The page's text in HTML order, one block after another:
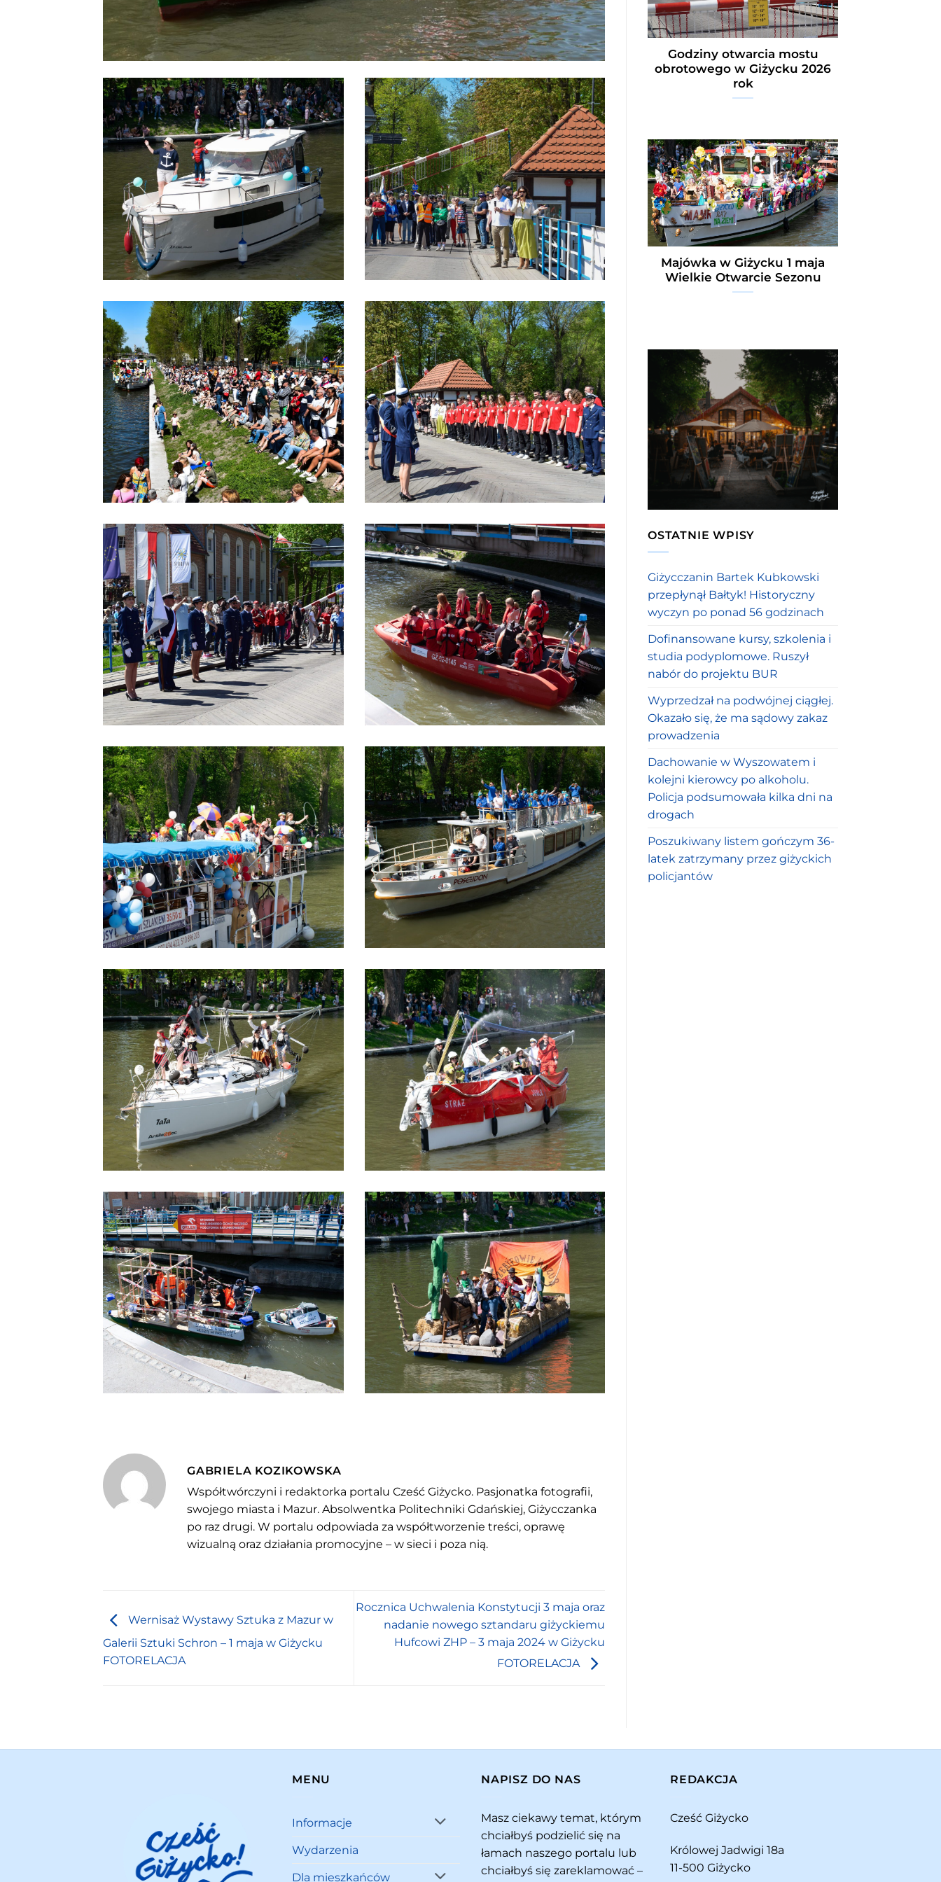
GABRIELA KOZIKOWSKA
Współtwórczyni i redaktorka portalu Cześć Giżycko. Pasjonatka fotografii,
swojego miasta i Mazur. Absolwentka Politechniki Gdańskiej, Giżycczanka
po raz drugi. W portalu odpowiada za współtworzenie treści, oprawę
wizualną oraz działania promocyjne – w sieci i poza nią.
Wernisaż Wystawy Sztuka z Mazur w
Galerii Sztuki Schron – 1 maja w Giżycku
FOTORELACJA
Rocznica Uchwalenia Konstytucji 3 maja oraz
nadanie nowego sztandaru giżyckiemu
Hufcowi ZHP – 3 maja 2024 w Giżycku
FOTORELACJA
Godziny otwarcia mostu
obrotowego w Giżycku 2026
rok
Majówka w Giżycku 1 maja
Wielkie Otwarcie Sezonu
OSTATNIE WPISY
Giżycczanin Bartek Kubkowski
przepłynął Bałtyk! Historyczny
wyczyn po ponad 56 godzinach
Dofinansowane kursy, szkolenia i
studia podyplomowe. Ruszył
nabór do projektu BUR
Wyprzedzał na podwójnej ciągłej.
Okazało się, że ma sądowy zakaz
prowadzenia
Dachowanie w Wyszowatem i
kolejni kierowcy po alkoholu.
Policja podsumowała kilka dni na
drogach
Poszukiwany listem gończym 36-
latek zatrzymany przez giżyckich
policjantów
MENU
Informacje
Wydarzenia
Dla mieszkańców
NAPISZ DO NAS
Masz ciekawy temat, którym
chciałbyś podzielić się na
łamach naszego portalu lub
chciałbyś się zareklamować –
REDAKCJA
Cześć Giżycko
Królowej Jadwigi 18a
11-500 Giżycko